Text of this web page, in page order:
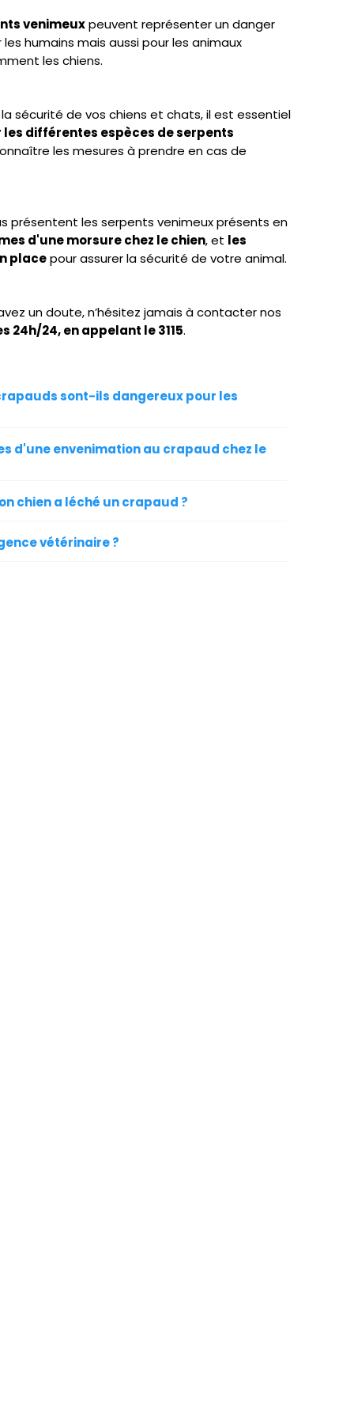
venimeuxpeuvent représenter un danger
humains mais aussi pour les animaux
les chiens.
sécurité de vos chiens et chats, il est essentiel
différentes espèces de serpents
les mesures à prendre en cas de
présentent les serpents venimeux présents en
d'une morsure chez le chien, et les
placepour assurer la sécurité de votre animal.
un doute, n’hésitez jamais à contacter nos
24h/24, en appelant le 3115.
sont-ils dangereux pour les
d'une envenimation au crapaud chez le
chien a léché un crapaud ?
vétérinaire ?